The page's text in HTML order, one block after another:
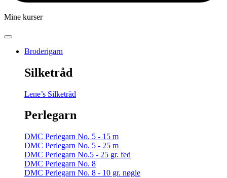
Mine kurser
Broderigarn
Silketråd
Lene’s Silketråd
Perlegarn
DMC Perlegarn No. 5 - 15 m
DMC Perlegarn No. 5 - 25 m
DMC Perlegarn No.5 - 25 gr. fed
DMC Perlegarn No. 8
DMC Perlegarn No. 8 - 10 gr. nøgle